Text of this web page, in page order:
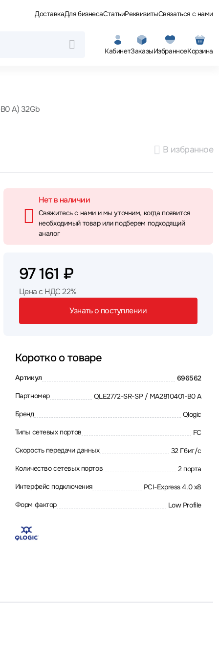
ДоставкаДля бизнесаСтатьиРеквизитыСвязаться с нами
КабинетЗаказыИзбранноеКорзина
А) 32Gb
В избранное
Нет в наличии
Свяжитесь с нами и мы уточним, когда появится
необходимый товар или подберем подходящий
аналог
97 161 ₽
Цена с НДС 22%
Узнать о поступлении
Коротко о товаре
Артикул 696562
Партномер QLE2772-SR-SP / MA2810401-В0 А
Бренд Qlogic
Типы сетевых портов FC
Скорость передачи данных 32 Гбит/с
Количество сетевых портов 2 порта
Интерфейс подключения PCI-Express 4.0 x8
Форм фактор Low Profile